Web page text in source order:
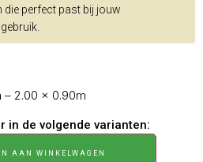
die perfect past bij jouw
– 2.00 × 0.90m
in de volgende varianten:
AAN WINKELWAGEN